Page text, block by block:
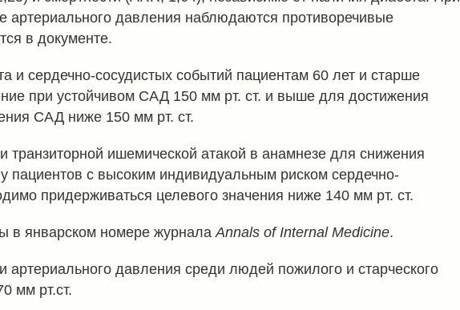
артериального давления наблюдаются противоречивые
в документе.
и сердечно-сосудистых событий пациентам 60 лет и старше
при устойчивом САД 150 мм рт. ст. и выше для достижения
САД ниже 150 мм рт. ст.
транзиторной ишемической атакой в анамнезе для снижения
у пациентов с высоким индивидуальным риском сердечно-
придерживаться целевого значения ниже 140 мм рт. ст.
в январском номере журналаAnnals of Internal Medicine.
давления среди людей пожилого и старческого
мм рт.ст.